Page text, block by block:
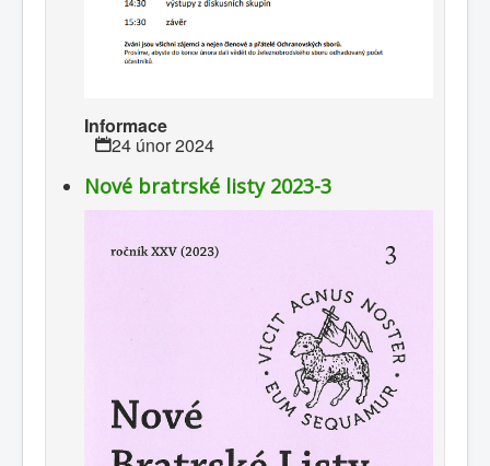
Informace
24 únor 2024
Nové bratrské listy 2023-3